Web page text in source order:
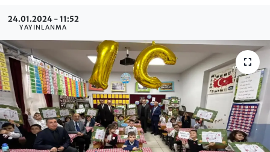
24.01.2024 - 11:52
YAYINLANMA